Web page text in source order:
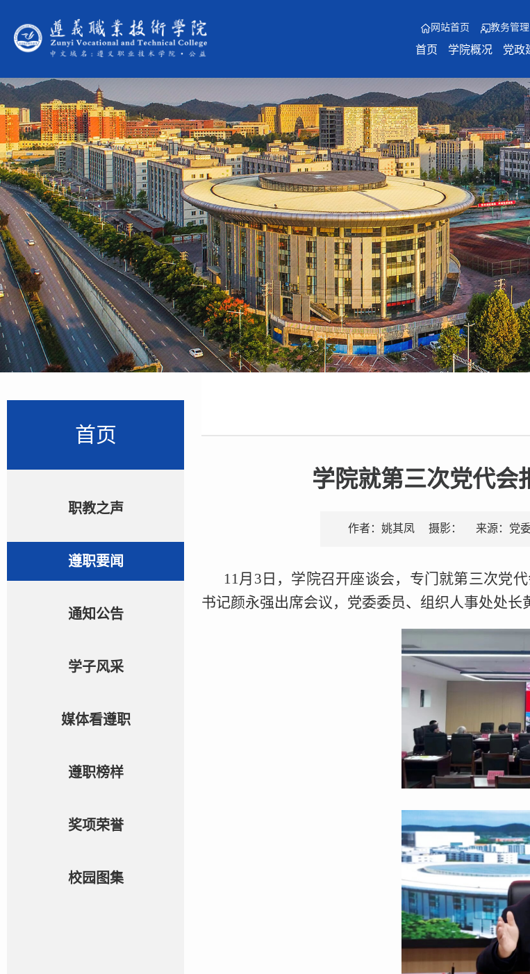
网站首页 教务管理
首页 学院概况 党政
首页
职教之声
遵职要闻
通知公告
学子风采
媒体看遵职
遵职榜样
奖项荣誉
校园图集
学院就第三次党代会
作者：姚其凤 摄影： 来源：党
11月3日，学院召开座谈会，专门就第三次党
书记颜永强出席会议，党委委员、组织人事处处长